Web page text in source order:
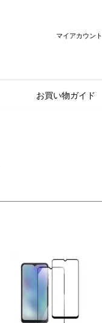
マイアカウント
お買い物ガイド